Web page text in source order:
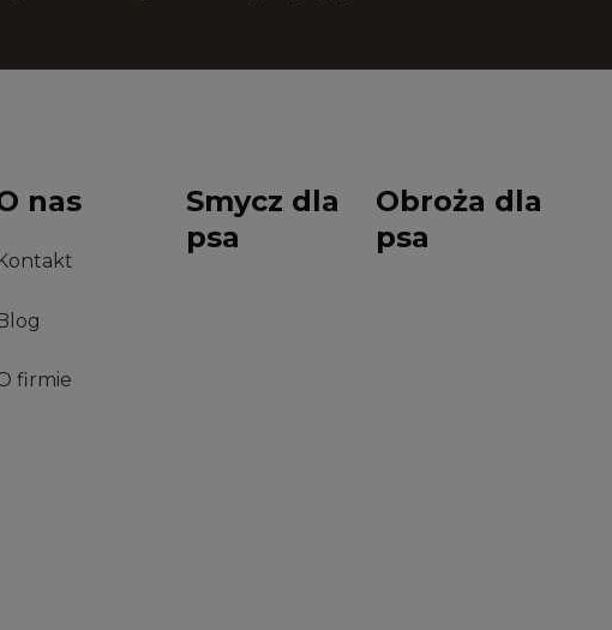
nas
firmie
Smycz dla
psa
Obroża dla
psa